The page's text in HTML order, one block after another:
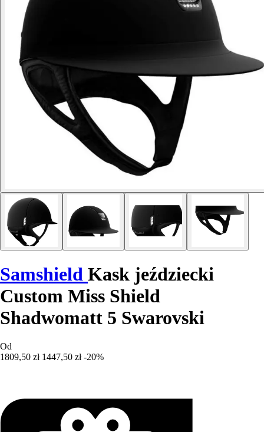
Samshield Kask jeździecki
Custom Miss Shield
Shadwomatt 5 Swarovski
Od
1809,50 zł 1447,50 zł -20%